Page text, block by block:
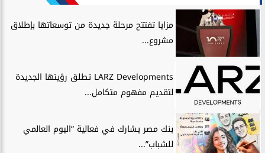
مزايا تفتتح مرحلة جديدة من توسعاتها بإطلاق
مشروع...
LARZ Developments تطلق رؤيتها الجديدة
لتقديم مفهوم متكامل...
بنك مصر يشارك في فعالية “اليوم العالمي
للشباب”...